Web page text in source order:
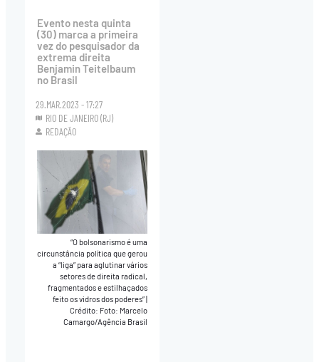
Evento nesta quinta
(30) marca a primeira
vez do pesquisador da
extrema direita
Benjamin Teitelbaum
no Brasil
29.MAR.2023 - 17:27
RIO DE JANEIRO (RJ)
REDAÇÃO
“O bolsonarismo é uma
circunstância política que gerou
a “liga” para aglutinar vários
setores de direita radical,
fragmentados e estilhaçados
feito os vidros dos poderes”|
Crédito: Foto: Marcelo
Camargo/Agência Brasil